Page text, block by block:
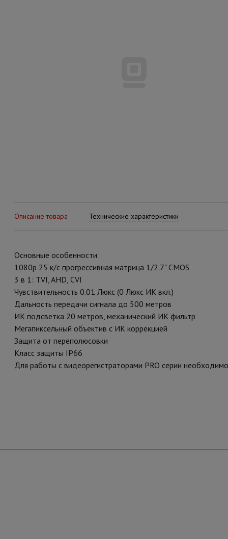
Описание товара Технические характеристики
Основные особенности
1080p 25 к/с прогрессивная матрица 1/2.7" CMOS
3 в 1: TVI, AHD, CVI
Чувствительность 0.01 Люкс (0 Люкс ИК вкл.)
Дальность передачи сигнала до 500 метров
ИК подсветка 20 метров, механический ИК фильтр
Мегапиксельный объектив с ИК коррекцией
Защита от переполюсовки
Класс защиты IP66
Для работы с видеорегистраторами PRO серии